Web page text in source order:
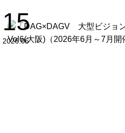
15
2026.06